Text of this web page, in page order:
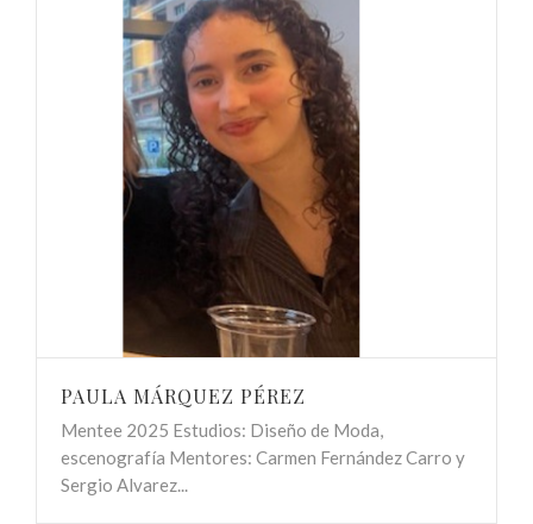
PAULA MÁRQUEZ PÉREZ
Mentee 2025 Estudios: Diseño de Moda,
escenografía Mentores: Carmen Fernández Carro y
Sergio Alvarez...